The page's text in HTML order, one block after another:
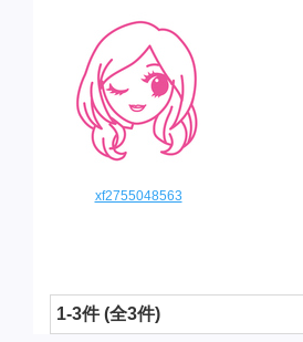
xf2755048563
1-3件 (全3件)